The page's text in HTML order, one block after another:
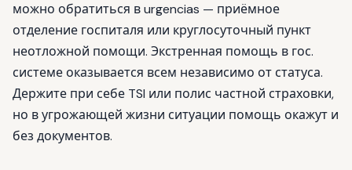
можно обратиться в urgencias — приёмное
отделение госпиталя или круглосуточный пункт
неотложной помощи. Экстренная помощь в гос.
системе оказывается всем независимо от статуса.
Держите при себе TSI или полис частной страховки,
но в угрожающей жизни ситуации помощь окажут и
без документов.